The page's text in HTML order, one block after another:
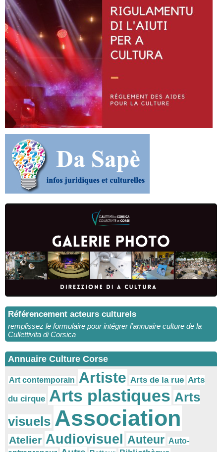
Référencement acteurs culturels
remplissez le formulaire pour intégrer l’annuaire culture de la
Cullettivita di Corsica
Annuaire Culture Corse
Art contemporain Artiste Arts de la rue Arts
du cirque Arts plastiques Arts
visuels Association
Atelier Audiovisuel Auteur Auto-